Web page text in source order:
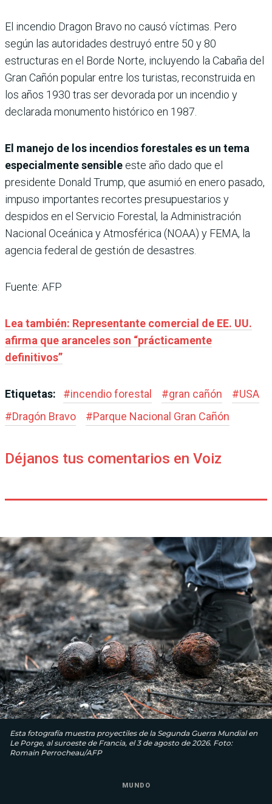
El incendio Dragon Bravo no causó víctimas. Pero
según las autoridades destruyó entre 50 y 80
estructuras en el Borde Norte, incluyendo la Cabaña del
Gran Cañón popular entre los turistas, reconstruida en
los años 1930 tras ser devorada por un incendio y
declarada monumento histórico en 1987.
El manejo de los incendios forestales es un tema
especialmente sensible este año dado que el
presidente Donald Trump, que asumió en enero pasado,
impuso importantes recortes presupuestarios y
despidos en el Servicio Forestal, la Administración
Nacional Oceánica y Atmosférica (NOAA) y FEMA, la
agencia federal de gestión de desastres.
Fuente: AFP
Lea también: Representante comercial de EE. UU.
afirma que aranceles son “prácticamente
definitivos”
Etiquetas: #incendio forestal #gran cañón #USA
#Dragón Bravo #Parque Nacional Gran Cañón
Déjanos tus comentarios en Voiz
Esta fotografía muestra proyectiles de la Segunda Guerra Mundial en
Le Porge, al suroeste de Francia, el 3 de agosto de 2026. Foto:
Romain Perrocheau/AFP
MUNDO